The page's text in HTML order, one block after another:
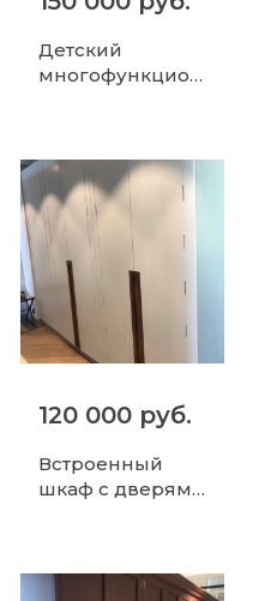
Детский
многофункцион
хранения
120 000 руб.
Встроенный
шкаф с дверями